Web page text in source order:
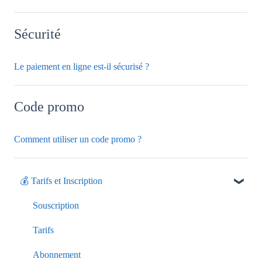
Sécurité
Le paiement en ligne est-il sécurisé ?
Code promo
Comment utiliser un code promo ?
💰 Tarifs et Inscription
Souscription
Tarifs
Abonnement